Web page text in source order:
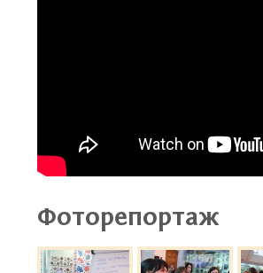
Фоторепортаж